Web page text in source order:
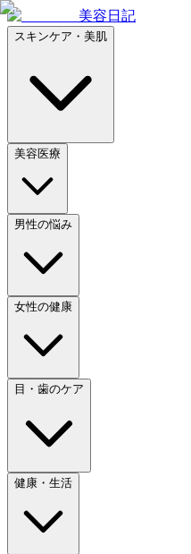
美容日記
スキンケア・美肌
美容医療
男性の悩み
女性の健康
目・歯のケア
健康・生活